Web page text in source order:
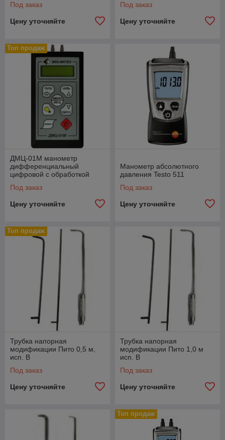
Под заказ
Цену уточняйте
Под заказ
Цену уточняйте
Топ продаж
ДМЦ-01М манометр
дифференциальный
цифровой с обработкой
Под заказ
Цену уточняйте
Манометр абсолютного
давления Testo 511
Под заказ
Цену уточняйте
Топ продаж
Трубка напорная
модификации Пито 0,5 м,
исп. В
Под заказ
Цену уточняйте
Трубка напорная
модификации Пито 1,0 м
исп. В
Под заказ
Цену уточняйте
Топ продаж